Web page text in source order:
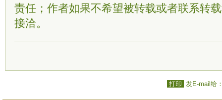
责任；作者如果不希望被转载或者联系转
接洽。
打印 发E-mail给